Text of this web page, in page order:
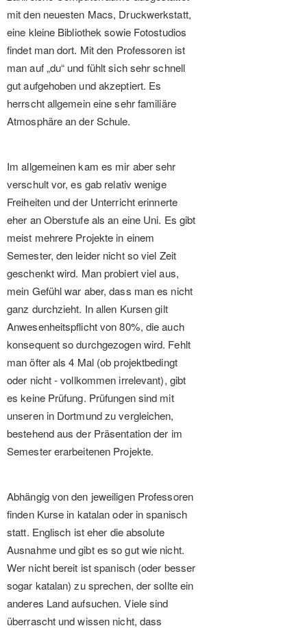
mit den neuesten Macs, Druckwerkstatt,
eine kleine Bibliothek sowie Fotostudios
findet man dort. Mit den Professoren ist
man auf „du“ und fühlt sich sehr schnell
gut aufgehoben und akzeptiert. Es
herrscht allgemein eine sehr familiäre
Atmosphäre an der Schule.
Im allgemeinen kam es mir aber sehr
verschult vor, es gab relativ wenige
Freiheiten und der Unterricht erinnerte
eher an Oberstufe als an eine Uni. Es gibt
meist mehrere Projekte in einem
Semester, den leider nicht so viel Zeit
geschenkt wird. Man probiert viel aus,
mein Gefühl war aber, dass man es nicht
ganz durchzieht. In allen Kursen gilt
Anwesenheitspflicht von 80%, die auch
konsequent so durchgezogen wird. Fehlt
man öfter als 4 Mal (ob projektbedingt
oder nicht - vollkommen irrelevant), gibt
es keine Prüfung. Prüfungen sind mit
unseren in Dortmund zu vergleichen,
bestehend aus der Präsentation der im
Semester erarbeitenen Projekte.
Abhängig von den jeweiligen Professoren
finden Kurse in katalan oder in spanisch
statt. Englisch ist eher die absolute
Ausnahme und gibt es so gut wie nicht.
Wer nicht bereit ist spanisch (oder besser
sogar katalan) zu sprechen, der sollte ein
anderes Land aufsuchen. Viele sind
überrascht und wissen nicht, dass